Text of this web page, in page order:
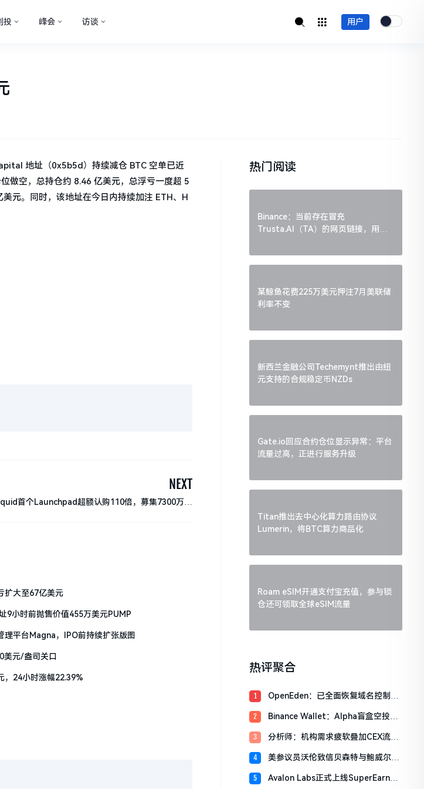
投 峰会 访谈 用户
地址（0x5b5d）持续减仓 BTC 空单已近
做空，总持仓约 8.46 亿美元，总浮亏一度超 5
元。同时，该地址在今日内持续加注 ETH、H
NEXT
首个Launchpad超额认购110倍，募集7300万美
大至67亿美元
9小时前抛售价值455万美元PUMP
理平台Magna，IPO前持续扩张版图
美元/盎司关口
，24小时涨幅22.39%
热门阅读
Binance：当前存在冒充
Trusta.AI（TA）的网页链接，用户
某鲸鱼花费225万美元押注7月美联储
利率不变
新西兰金融公司Techemynt推出由纽
元支持的合规稳定币NZDs
Gate.io回应合约仓位显示异常：平台
流量过高，正进行服务升级
Titan推出去中心化算力路由协议
Lumerin，将BTC算力商品化
Roam eSIM开通支付宝充值，参与锁
仓还可领取全球eSIM流量
热评聚合
1
OpenEden：已全面恢复域名控制，
2
Binance Wallet：Alpha盲盒空投将
分
3
分析师：机构需求疲软叠加CEX流入
4
美参议员沃伦致信贝森特与鲍威尔，
行业
5
Avalon Labs正式上线SuperEarn理